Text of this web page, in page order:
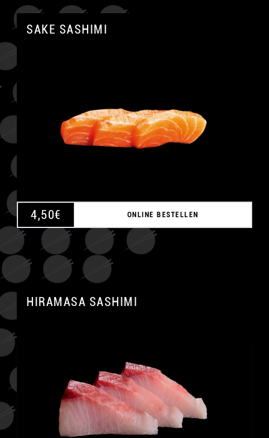
SAKE SASHIMI
4,50€ ONLINE BESTELLEN
HIRAMASA SASHIMI